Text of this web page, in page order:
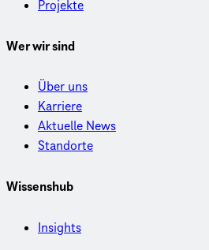
Projekte
Wer wir sind
Über uns
Karriere
Aktuelle News
Standorte
Wissenshub
Insights